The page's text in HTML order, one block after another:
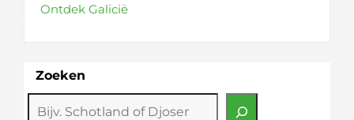
Ontdek Galicië
Zoeken